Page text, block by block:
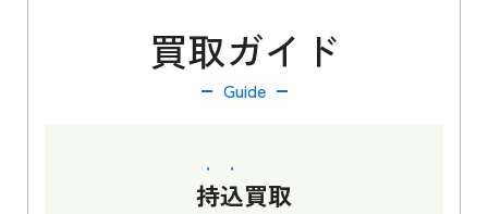
買取ガイド
Guide
持込買取